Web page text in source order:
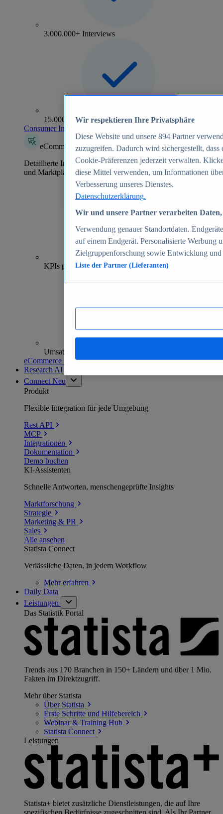
3.000.000+ Interviews
15.000+ Marken
Consumer Insights entdecken
eCommerce Insights
Detaillierte Informationen zu mehr als 39.000 Online-Shops
und Marktplätzen
70+
KPIs pro Shop
Umsatzanalysen und -prognosen
eCommerce Insights entdecken
Research AI
Connect Neu
Produkt
Flexible Integration für jede Umgebung
Rest API
MCP
Integrationen
Dokumentation
Demo buchen
KI-Assistenten
Schnelle Antworten, menschengeprüfte Insights
Marktforschung
Strategie
Marketing & PR
Sales
Alle ansehen
Statista Connect
Verlässliche Daten, in jedem Workflow
Mehrerfahren
Daily Data
Leistungen
Das Statistik Portal
Trends aus 170 Branchen in 150+ Ländern und über 1 Mio.
Fakten im Direktzugriff.
Mehr über Statista
Über Statista
Erste Schritte und Hilfebereich
Webinar & Training Hub
Statista Connect
Leistungen
Statista+ bietet zusätzliche Dienstleistungen, die auf Ihre
spezifischen Bedürfnisse zugeschnitten sind. Als Ihr Partner
Wir respektieren Ihre Privatsphäre
Diese Website und unsere 894 Partner
zuzugreifen. Dadurch wird sichergestellt,
Cookie-Präferenzen jederzeit verwalten.
diese Mittel verwenden, um Informationen
Verbesserung unseres Dienstes.
Datenschutzerklärung.
Wir und unsere Partner verarbeiten
Verwendung genauer Standortdaten.
auf einem Endgerät. Personalisierte Werbung
Zielgruppenforschung sowie Entwicklung
Liste der Partner (Lieferanten)